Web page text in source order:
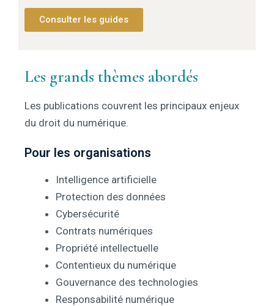
Consulter les guides
Les grands thèmes abordés
Les publications couvrent les principaux enjeux
du droit du numérique.
Pour les organisations
Intelligence artificielle
Protection des données
Cybersécurité
Contrats numériques
Propriété intellectuelle
Contentieux du numérique
Gouvernance des technologies
Responsabilité numérique